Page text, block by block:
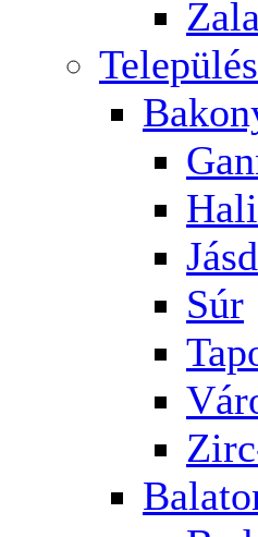
Jásd
Súr